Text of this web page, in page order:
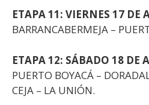
ETAPA 11: VIERNES 17 DE
BARRANCABERMEJA –
ETAPA 12: SÁBADO 18 DE
PUERTO BOYACÁ –
CEJA – LA UNIÓN.